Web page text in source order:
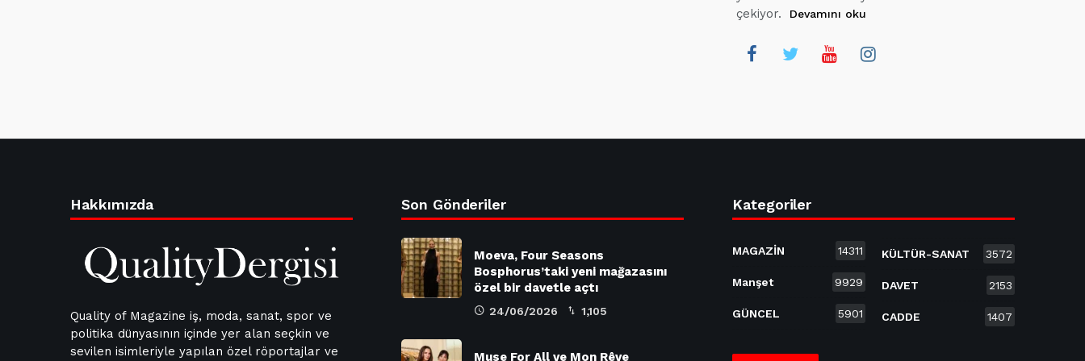
çekiyor.
Devamını oku
Hakkımızda
Quality of Magazine iş, moda, sanat, spor ve
politika dünyasının içinde yer alan seçkin ve
sevilen isimleriyle yapılan özel röportajlar ve
Son Gönderiler
Moeva, Four Seasons
Bosphorus’taki yeni mağazasını
özel bir davetle açtı
24/06/2026 1,105
Muse For All ve Mon Rêve
Kategoriler
MAGAZİN 14311
Manşet 9929
GÜNCEL 5901
KÜLTÜR-SANAT 3572
DAVET 2153
CADDE 1407